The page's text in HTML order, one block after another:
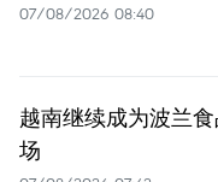
07/08/2026 08:40
越南继续成为波兰
场